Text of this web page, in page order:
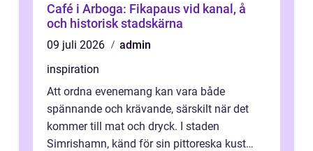
Café i Arboga: Fikapaus vid kanal, å
och historisk stadskärna
09 juli 2026
admin
inspiration
Att ordna evenemang kan vara både
spännande och krävande, särskilt när det
kommer till mat och dryck. I staden
Simrishamn, känd för sin pittoreska kust